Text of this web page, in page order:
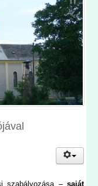
szabályozása – saját